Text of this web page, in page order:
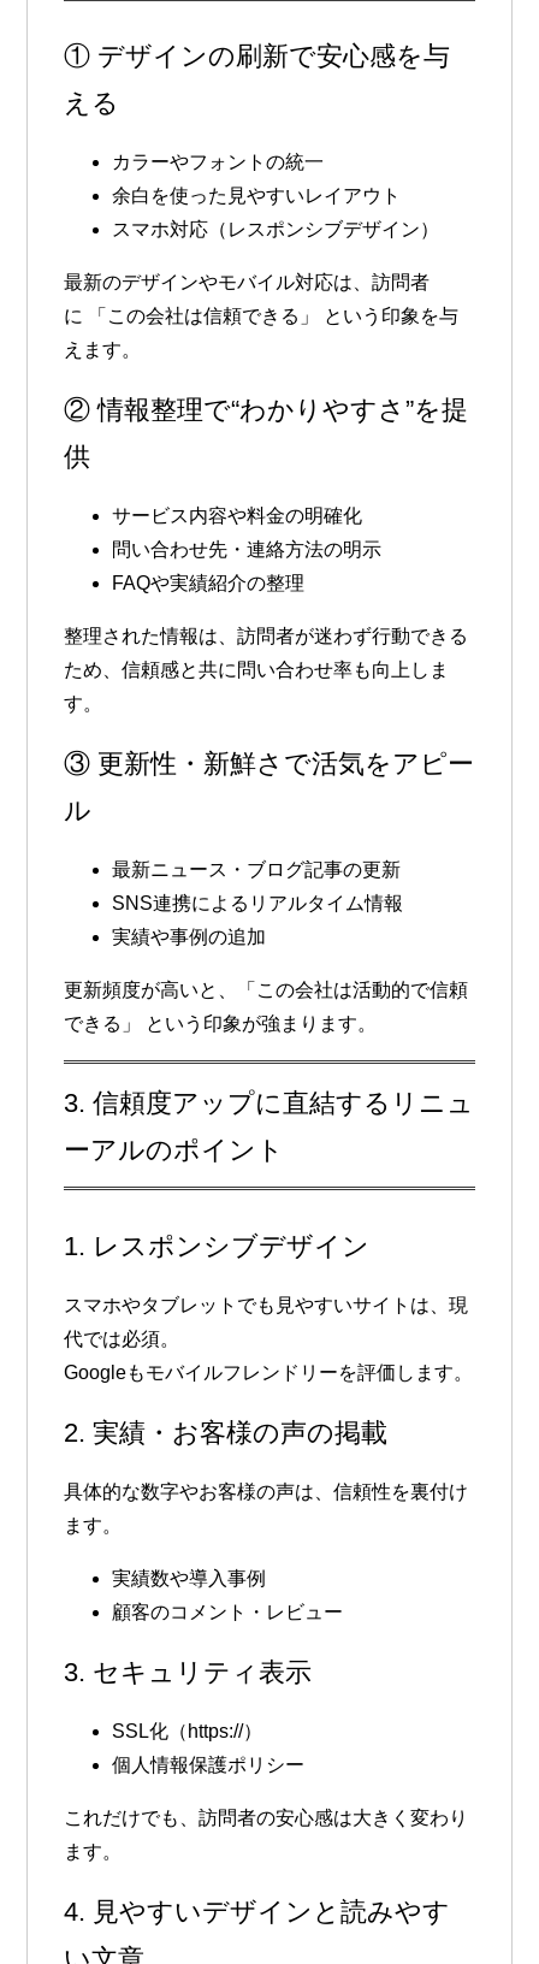
① デザインの刷新で安心感を与
える
カラーやフォントの統一
余白を使った見やすいレイアウト
スマホ対応（レスポンシブデザイン）
最新のデザインやモバイル対応は、訪問者
に
「この会社は信頼できる」
という印象を与
えます。
② 情報整理で“わかりやすさ”を提
供
サービス内容や料金の明確化
問い合わせ先・連絡方法の明示
FAQや実績紹介の整理
整理された情報は、訪問者が迷わず行動できる
ため、信頼感と共に問い合わせ率も向上しま
す。
③ 更新性・新鮮さで活気をアピー
ル
最新ニュース・ブログ記事の更新
SNS連携によるリアルタイム情報
実績や事例の追加
更新頻度が高いと、
「この会社は活動的で信頼
できる」
という印象が強まります。
3. 信頼度アップに直結するリニュ
ーアルのポイント
1. レスポンシブデザイン
スマホやタブレットでも見やすいサイトは、現
代では必須。
Googleもモバイルフレンドリーを評価します。
2. 実績・お客様の声の掲載
具体的な数字やお客様の声は、信頼性を裏付け
ます。
実績数や導入事例
顧客のコメント・レビュー
3. セキュリティ表示
SSL化（https://）
個人情報保護ポリシー
これだけでも、訪問者の安心感は大きく変わり
ます。
4. 見やすいデザインと読みやす